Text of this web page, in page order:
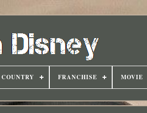
COUNTRY FRANCHISE MOVIE